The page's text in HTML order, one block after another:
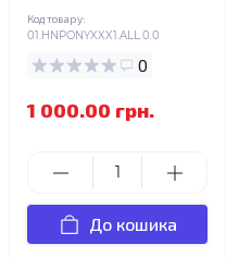
Код товару:
01.HNPONYXXX1.ALL.0.0
0
1 000.00 грн.
До кошика